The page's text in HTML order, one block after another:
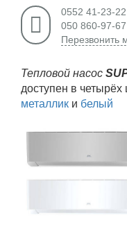
0552 41-23-22
050 860-97-67
Перезвонить
Тепловой насос
доступен в четырёх
металлик и белый